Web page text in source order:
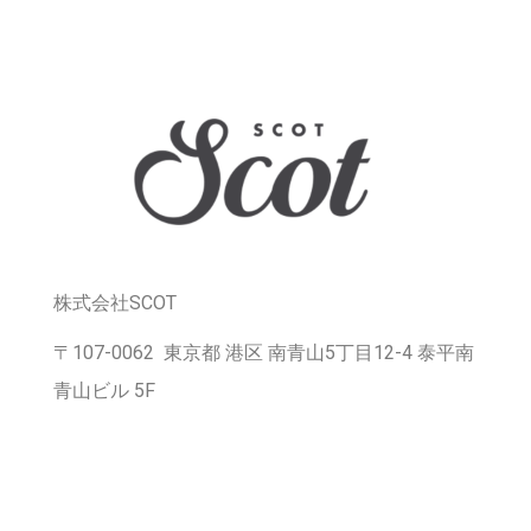
株式会社SCOT
〒107-0062 東京都 港区 南青山5丁目12-4 泰平南
青山ビル 5F